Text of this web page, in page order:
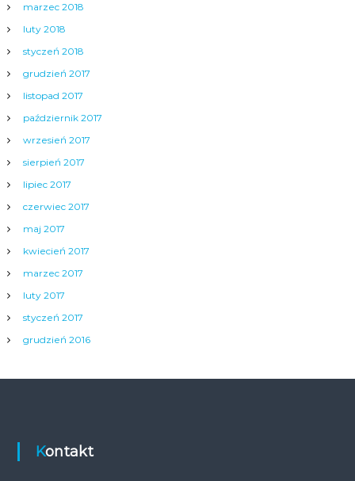
marzec 2018
luty 2018
styczeń 2018
grudzień 2017
listopad 2017
październik 2017
wrzesień 2017
sierpień 2017
lipiec 2017
czerwiec 2017
maj 2017
kwiecień 2017
marzec 2017
luty 2017
styczeń 2017
grudzień 2016
Kontakt